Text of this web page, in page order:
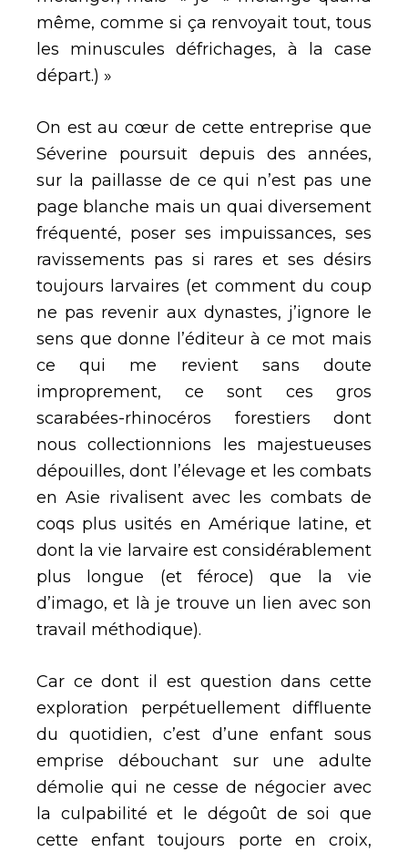
même, comme si ça renvoyait tout, tous
les minuscules défrichages, à la case
départ.) »
On est au cœur de cette entreprise que
Séverine poursuit depuis des années,
sur la paillasse de ce qui n’est pas une
page blanche mais un quai diversement
fréquenté, poser ses impuissances, ses
ravissements pas si rares et ses désirs
toujours larvaires (et comment du coup
ne pas revenir aux dynastes, j’ignore le
sens que donne l’éditeur à ce mot mais
ce qui me revient sans doute
improprement, ce sont ces gros
scarabées-rhinocéros forestiers dont
nous collectionnions les majestueuses
dépouilles, dont l’élevage et les combats
en Asie rivalisent avec les combats de
coqs plus usités en Amérique latine, et
dont la vie larvaire est considérablement
plus longue (et féroce) que la vie
d’imago, et là je trouve un lien avec son
travail méthodique).
Car ce dont il est question dans cette
exploration perpétuellement diffluente
du quotidien, c’est d’une enfant sous
emprise débouchant sur une adulte
démolie qui ne cesse de négocier avec
la culpabilité et le dégoût de soi que
cette enfant toujours porte en croix,